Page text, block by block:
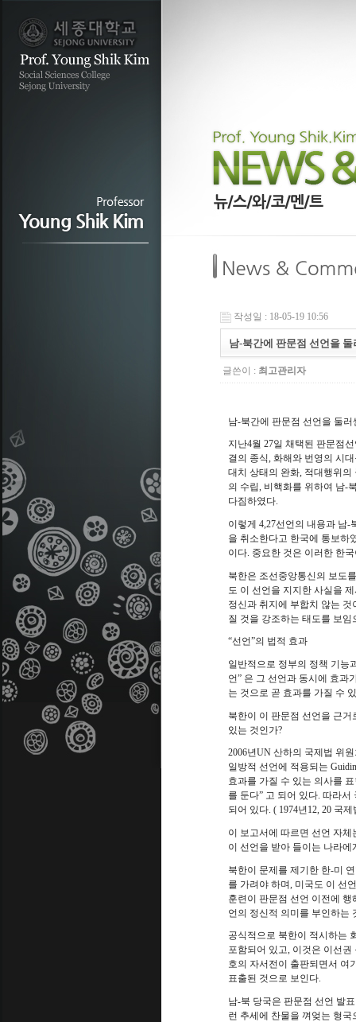
작성일 : 18-05-19 10:56
남-북간에 판문점 선언을 둘
글쓴이 : 최고관리자
남-북간에 판문점 선언을 둘러
지난4월 27일 채택된 판문점
결의 종식, 화해와 번영의 시
대치 상태의 완화, 적대행위의
의 수립, 비핵화를 위하여 남-
다짐하였다.
이렇게 4,27선언의 내용과 남-
을 취소한다고 한국에 통보하
이다. 중요한 것은 이러한 한
북한은 조선중앙통신의 보도
도 이 선언을 지지한 사실을
정신과 취지에 부합치 않는
질 것을 강조하는 태도를 보
“선언”의 법적 효과
일반적으로 정부의 정책 기능
언” 은 그 선언과 동시에 효과
는 것으로 곧 효과를 가질 수
북한이 이 판문점 선언을 근거
있는 것인가?
2006년UN 산하의 국제법 위
일방적 선언에 적용되는
효과를 가질 수 있는 의사를
를 둔다” 고 되어 있다. 따라서
되어 있다. ( 1974년 12, 20 국제
이 보고서에 따르면 선언 자
이 선언을 받아 들이는 나라
북한이 문제를 제기한 한-미
를 가려야 하며 미국도 이 선
훈련이 판문점 선언 이전에
언의 정신적 의미를 부인하는
공식적으로 북한이 적시하는
포함되어 있고, 이것은 이선권
호의 자서전이 출판되면서 여
표출된 것으로 보인다.
남-북 당국은 판문점 선언 발
런 추세에 찬물을 껴엊는 형국